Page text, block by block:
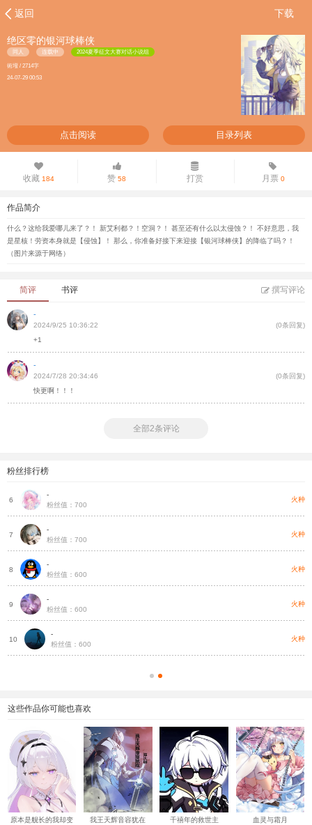
返回 下载
绝区零的银河球棒侠
同人 连载中 2024夏季征文大赛对话小说组
術墢 / 2714字
24-07-29 00:53
点击阅读 目录列表
收藏 184 赞 58 打赏 月票0
作品简介
什么？这给我爱哪儿来了？！ 新艾利都？！空洞？！ 甚至还有什么以太侵蚀？！ 不好意思，我
是星核！劳资本身就是【侵蚀】！ 那么，你准备好接下来迎接【银河球棒侠】的降临了吗？！
（图片来源于网络）
简评 书评 撰写评论
-
2024/9/25 10:36:22
(0条回复)
+1
-
2024/7/28 20:34:46
(0条回复)
快更啊！！！
全部2条评论
粉丝排行榜
6
-
粉丝值：700
火种
7
-
粉丝值：700
火种
8
-
粉丝值：600
火种
9
-
粉丝值：600
火种
10
-
粉丝值：600
火种
这些作品你可能也喜欢
原本是舰长的我却变
我王天辉音容犹在 千禧年的救世主 血灵与霜月